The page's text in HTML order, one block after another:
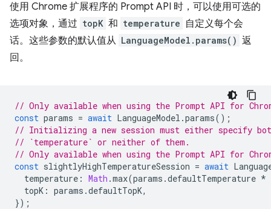
使用 Chrome 扩展程序的 Prompt API 时，可以使用可选的
选项对象，通过 topK 和 temperature 自定义每个会
话。这些参数的默认值从 LanguageModel.params() 返
回。
// Only available when using the Prompt API for
const params = await LanguageModel .params();
// Initializing a new session must either specify
// `temperature` or neither of them.
// Only available when using the Prompt API for
const slightlyHighTemperatureSession = await
temperature : Math .max(params .defaultTemperature *
topK : params .defaultTopK,
});